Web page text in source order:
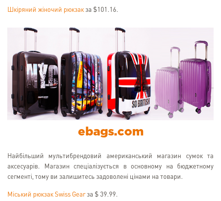
Шкіряний жіночий рюкзак за $101.16.
ebags.com
Найбільший мультибрендовий американський магазин сумок та
аксесуарів. Магазин спеціалізується в основному на бюджетному
сегменті, тому ви залишитесь задоволені цінами на товари.
Міський рюкзак Swiss Gearза $ 39.99.